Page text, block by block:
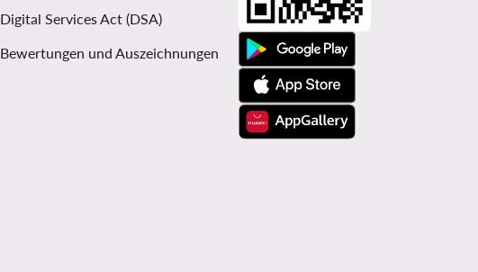
Digital Services Act (DSA)
Bewertungen und Auszeichnungen